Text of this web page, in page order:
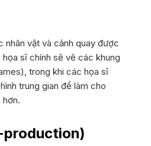
nhân vật và cảnh quay được
sĩ chính sẽ vẽ các khung
trong khi các họa sĩ
trung gian để làm cho
production)